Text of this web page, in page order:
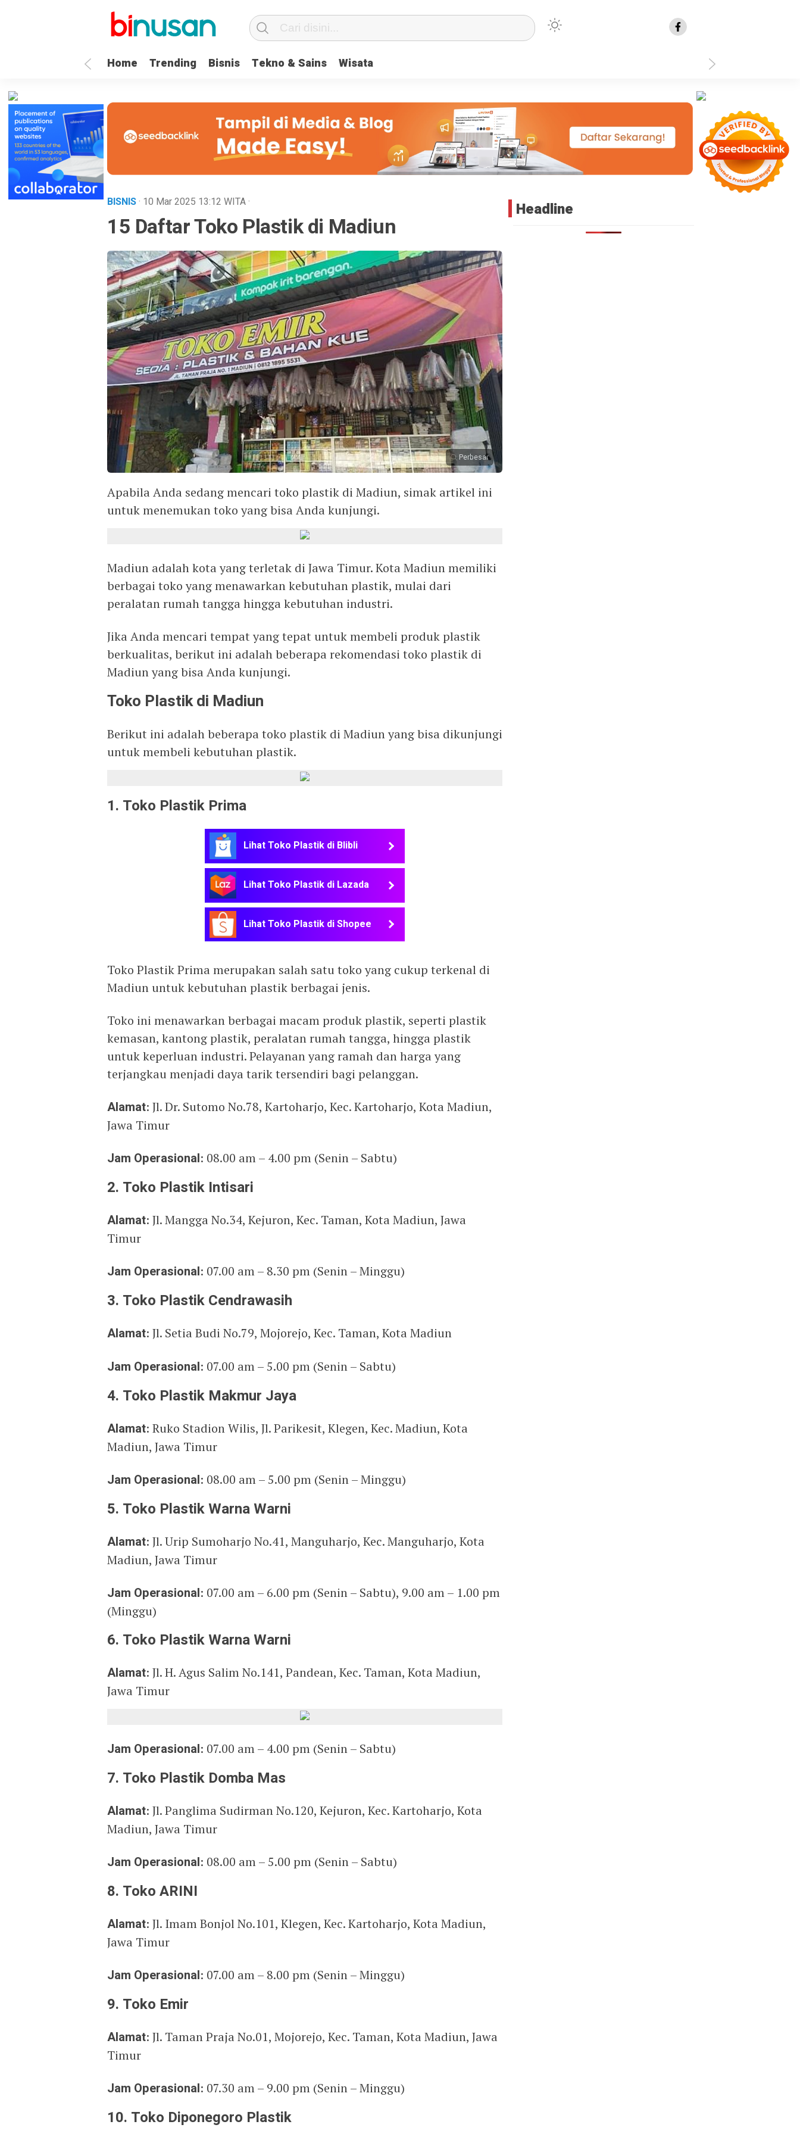
Home Trending Bisnis Tekno & Sains Wisata
BISNIS· 10 Mar 2025 13:12 WITA·
15 Daftar Toko Plastik di Madiun
Perbesar
Apabila Anda sedang mencari toko plastik di Madiun, simak artikel ini
untuk menemukan toko yang bisa Anda kunjungi.
Madiun adalah kota yang terletak di Jawa Timur. Kota Madiun memiliki
berbagai toko yang menawarkan kebutuhan plastik, mulai dari
peralatan rumah tangga hingga kebutuhan industri.
Jika Anda mencari tempat yang tepat untuk membeli produk plastik
berkualitas, berikut ini adalah beberapa rekomendasi toko plastik di
Madiun yang bisa Anda kunjungi.
Toko Plastik di Madiun
Berikut ini adalah beberapa toko plastik di Madiun yang bisa dikunjungi
untuk membeli kebutuhan plastik.
1. Toko Plastik Prima
Lihat Toko Plastik di Blibli
Lihat Toko Plastik di Lazada
Lihat Toko Plastik di Shopee
Toko Plastik Prima merupakan salah satu toko yang cukup terkenal di
Madiun untuk kebutuhan plastik berbagai jenis.
Toko ini menawarkan berbagai macam produk plastik, seperti plastik
kemasan, kantong plastik, peralatan rumah tangga, hingga plastik
untuk keperluan industri. Pelayanan yang ramah dan harga yang
terjangkau menjadi daya tarik tersendiri bagi pelanggan.
Alamat: Jl. Dr. Sutomo No.78, Kartoharjo, Kec. Kartoharjo, Kota Madiun,
Jawa Timur
Jam Operasional: 08.00 am – 4.00 pm (Senin – Sabtu)
2. Toko Plastik Intisari
Alamat: Jl. Mangga No.34, Kejuron, Kec. Taman, Kota Madiun, Jawa
Timur
Jam Operasional: 07.00 am – 8.30 pm (Senin – Minggu)
3. Toko Plastik Cendrawasih
Alamat: Jl. Setia Budi No.79, Mojorejo, Kec. Taman, Kota Madiun
Jam Operasional: 07.00 am – 5.00 pm (Senin – Sabtu)
4. Toko Plastik Makmur Jaya
Alamat: Ruko Stadion Wilis, Jl. Parikesit, Klegen, Kec. Madiun, Kota
Madiun, Jawa Timur
Jam Operasional: 08.00 am – 5.00 pm (Senin – Minggu)
5. Toko Plastik Warna Warni
Alamat: Jl. Urip Sumoharjo No.41, Manguharjo, Kec. Manguharjo, Kota
Madiun, Jawa Timur
Jam Operasional: 07.00 am – 6.00 pm (Senin – Sabtu), 9.00 am – 1.00 pm
(Minggu)
6. Toko Plastik Warna Warni
Alamat: Jl. H. Agus Salim No.141, Pandean, Kec. Taman, Kota Madiun,
Jawa Timur
Jam Operasional: 07.00 am – 4.00 pm (Senin – Sabtu)
7. Toko Plastik Domba Mas
Alamat: Jl. Panglima Sudirman No.120, Kejuron, Kec. Kartoharjo, Kota
Madiun, Jawa Timur
Jam Operasional: 08.00 am – 5.00 pm (Senin – Sabtu)
8. Toko ARINI
Alamat: Jl. Imam Bonjol No.101, Klegen, Kec. Kartoharjo, Kota Madiun,
Jawa Timur
Jam Operasional: 07.00 am – 8.00 pm (Senin – Minggu)
9. Toko Emir
Alamat: Jl. Taman Praja No.01, Mojorejo, Kec. Taman, Kota Madiun, Jawa
Timur
Jam Operasional: 07.30 am – 9.00 pm (Senin – Minggu)
10. Toko Diponegoro Plastik
Headline